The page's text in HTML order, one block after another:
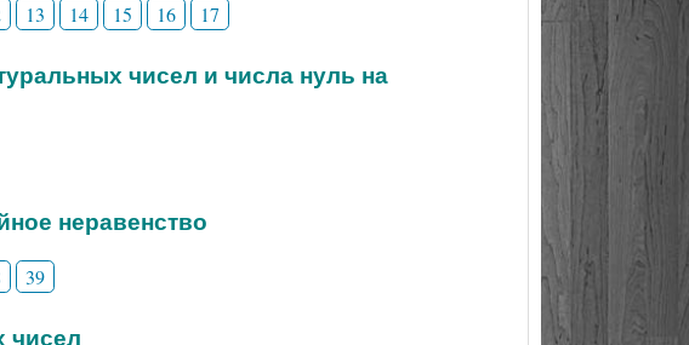
13 14 15 16 17
чисел и числа нуль на
неравенство
39
чисел